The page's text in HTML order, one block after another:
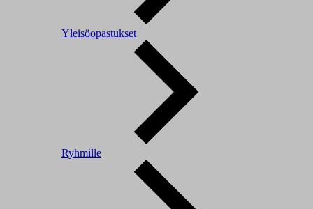
Yleisöopastukset
Ryhmille